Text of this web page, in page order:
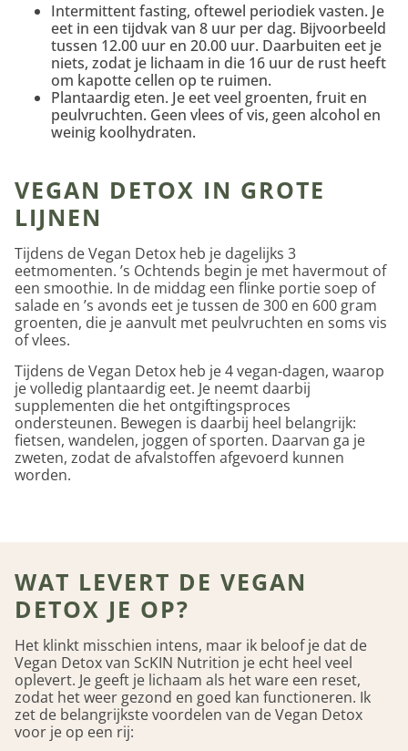
Intermittent fasting, oftewel periodiek vasten. Je
eet in een tijdvak van 8 uur per dag. Bijvoorbeeld
tussen 12.00 uur en 20.00 uur. Daarbuiten eet je
niets, zodat je lichaam in die 16 uur de rust heeft
om kapotte cellen op te ruimen.
Plantaardig eten. Je eet veel groenten, fruit en
peulvruchten. Geen vlees of vis, geen alcohol en
weinig koolhydraten.
VEGAN DETOX IN GROTE
LIJNEN
Tijdens de Vegan Detox heb je dagelijks 3
eetmomenten. ’s Ochtends begin je met havermout of
een smoothie. In de middag een flinke portie soep of
salade en ’s avonds eet je tussen de 300 en 600 gram
groenten, die je aanvult met peulvruchten en soms vis
of vlees.
Tijdens de Vegan Detox heb je 4 vegan-dagen, waarop
je volledig plantaardig eet. Je neemt daarbij
supplementen die het ontgiftingsproces
ondersteunen. Bewegen is daarbij heel belangrijk:
fietsen, wandelen, joggen of sporten. Daarvan ga je
zweten, zodat de afvalstoffen afgevoerd kunnen
worden.
WAT LEVERT DE VEGAN
DETOX JE OP?
Het klinkt misschien intens, maar ik beloof je dat de
Vegan Detox van ScKIN Nutrition je echt heel veel
oplevert. Je geeft je lichaam als het ware een reset,
zodat het weer gezond en goed kan functioneren. Ik
zet de belangrijkste voordelen van de Vegan Detox
voor je op een rij: